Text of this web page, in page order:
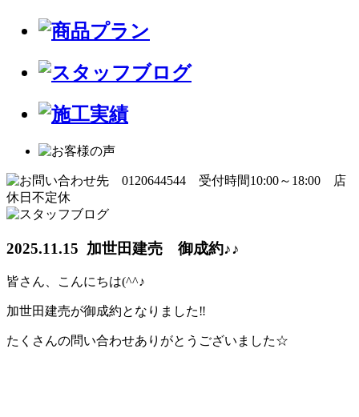
2025.11.15 加世田建売 御成約♪♪
皆さん、こんにちは(^^♪
加世田建売が御成約となりました‼
たくさんの問い合わせありがとうございました☆